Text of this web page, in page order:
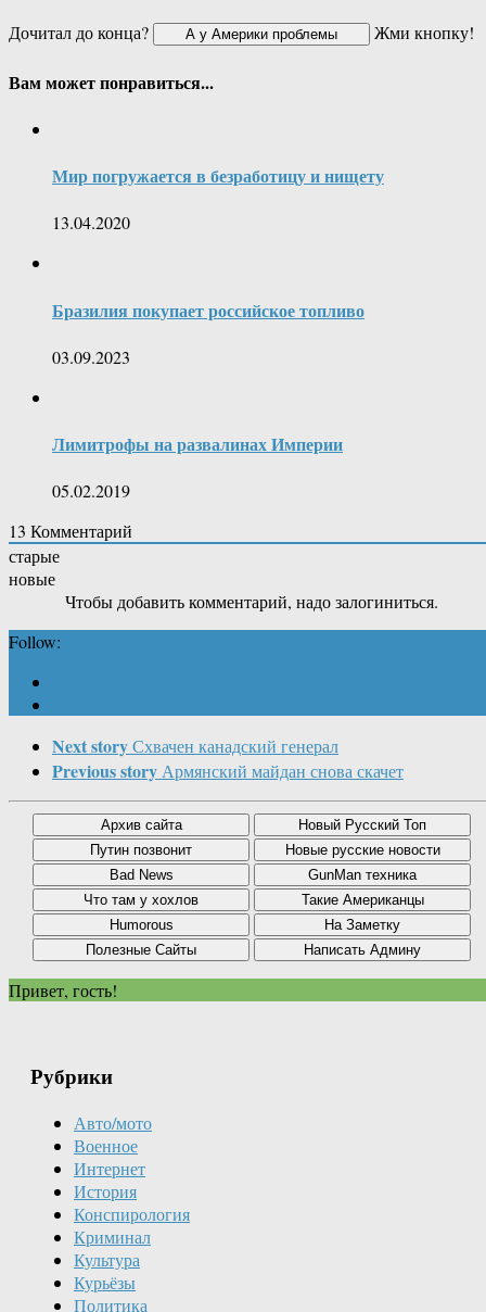
Дочитал до конца?
Жми кнопку!
Вам может понравиться...
Мир погружается в безработицу и нищету
13.04.2020
Бразилия покупает российское топливо
03.09.2023
Лимитрофы на развалинах Империи
05.02.2019
13 Комментарий
старые
новые
Чтобы добавить комментарий, надо залогиниться.
Follow:
Next storyСхвачен канадский генерал
Previous storyАрмянский майдан снова скачет
Привет, гость!
Рубрики
Авто/мото
Военное
Интернет
История
Конспирология
Криминал
Культура
Курьёзы
Политика